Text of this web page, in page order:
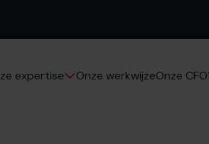
expertise Onze werkwijzeOnze